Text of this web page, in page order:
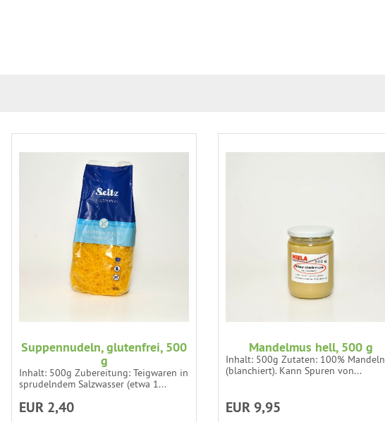
Suppennudeln, glutenfrei, 500
g
Inhalt: 500g Zubereitung: Teigwaren in
sprudelndem Salzwasser (etwa 1...
EUR 2,40
Mandelmus hell, 500 g
Inhalt: 500g Zutaten: 100% Mandeln
(blanchiert). Kann Spuren von...
EUR 9,95